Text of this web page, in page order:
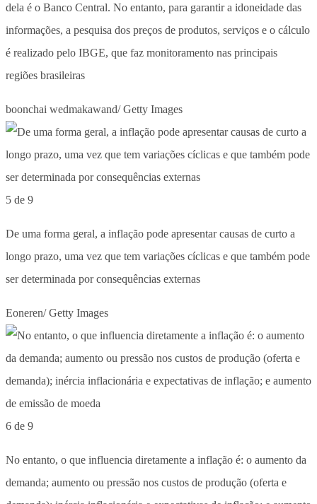
dela é o Banco Central. No entanto, para garantir a idoneidade das
informações, a pesquisa dos preços de produtos, serviços e o cálculo
é realizado pelo IBGE, que faz monitoramento nas principais
regiões brasileiras
boonchai wedmakawand/ Getty Images
5 de 9
De uma forma geral, a inflação pode apresentar causas de curto a
longo prazo, uma vez que tem variações cíclicas e que também pode
ser determinada por consequências externas
Eoneren/ Getty Images
6 de 9
No entanto, o que influencia diretamente a inflação é: o aumento da
demanda; aumento ou pressão nos custos de produção (oferta e